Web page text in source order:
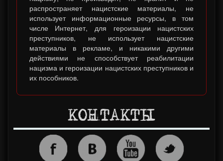
распространяет нацистские материалы, не
использует информационные ресурсы, в том
числе Интернет, для героизации нацистских
преступников, не использует нацистские
материалы в рекламе, и никакими другими
действиями не способствует реабилитации
нацизма и героизации нацистских преступников и
их пособников.
КОНТАКТЫ